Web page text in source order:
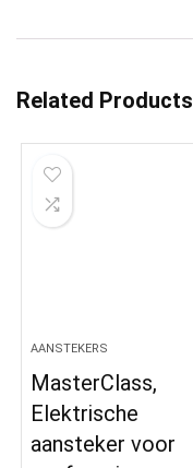
Related Products
AANSTEKERS
MasterClass,
Elektrische
aansteker voor